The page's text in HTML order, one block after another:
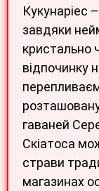
Кукунаріес
завдяки
кристально
відпочинку
гаваней
Скіатоса
страви
магазинах